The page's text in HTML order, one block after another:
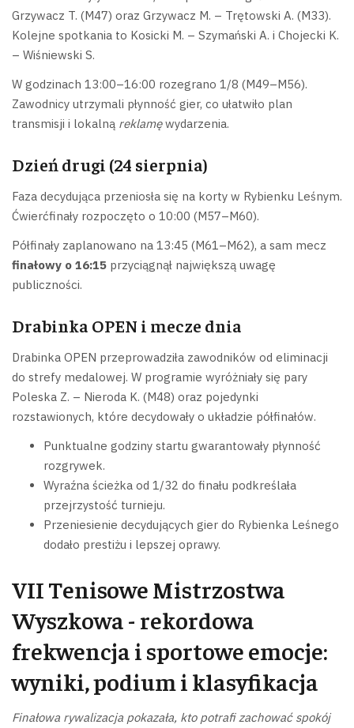
Grzywacz T. (M47) oraz Grzywacz M. – Trętowski A. (M33).
Kolejne spotkania to Kosicki M. – Szymański A. i Chojecki K.
– Wiśniewski S.
W godzinach 13:00–16:00 rozegrano 1/8 (M49–M56).
Zawodnicy utrzymali płynność gier, co ułatwiło plan
transmisji i lokalną reklamęwydarzenia.
Dzień drugi (24 sierpnia)
Faza decydująca przeniosła się na korty w Rybienku Leśnym.
Ćwierćfinały rozpoczęto o 10:00 (M57–M60).
Półfinały zaplanowano na 13:45 (M61–M62), a sam mecz
finałowy o 16:15 przyciągnął największą uwagę
publiczności.
Drabinka OPEN i mecze dnia
Drabinka OPEN przeprowadziła zawodników od eliminacji
do strefy medalowej. W programie wyróżniały się pary
Poleska Z. – Nieroda K. (M48) oraz pojedynki
rozstawionych, które decydowały o układzie półfinałów.
Punktualne godziny startu gwarantowały płynność
rozgrywek.
Wyraźna ścieżka od 1/32 do finału podkreślała
przejrzystość turnieju.
Przeniesienie decydujących gier do Rybienka Leśnego
dodało prestiżu i lepszej oprawy.
VII Tenisowe Mistrzostwa
Wyszkowa - rekordowa
frekwencja i sportowe emocje:
wyniki, podium i klasyfikacja
Finałowa rywalizacja pokazała, kto potrafi zachować spokój